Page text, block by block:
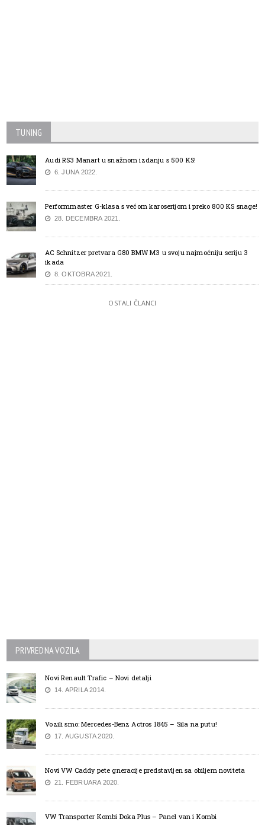
TUNING
Audi RS3 Manart u snažnom izdanju s 500 KS!
6. JUNA 2022.
Performmaster G-klasa s većom karoserijom i preko 800 KS snage!
28. DECEMBRA 2021.
AC Schnitzer pretvara G80 BMW M3 u svoju najmoćniju seriju 3
ikada
8. OKTOBRA 2021.
OSTALI ČLANCI
PRIVREDNA VOZILA
Novi Renault Trafic – Novi detalji
14. APRILA 2014.
Vozili smo: Mercedes-Benz Actros 1845 – Sila na putu!
17. AUGUSTA 2020.
Novi VW Caddy pete gneracije predstavljen sa obiljem noviteta
21. FEBRUARA 2020.
VW Transporter Kombi Doka Plus – Panel van i Kombi